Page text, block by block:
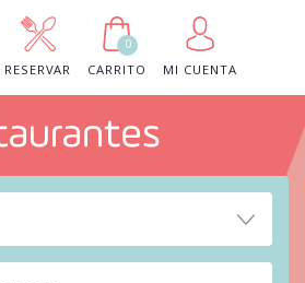
RESERVAR
0
CARRITO
MI CUENTA